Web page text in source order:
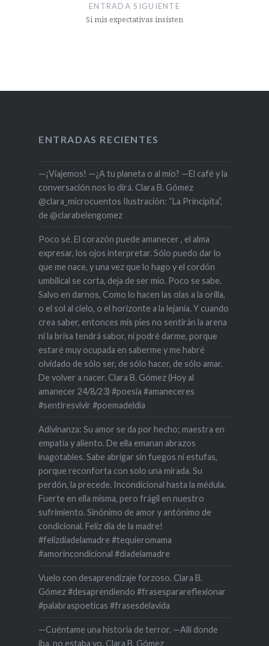
ENTRADA SIGUIENTE
Si mis expectativas insisten
ENTRADAS RECIENTES
—¡Viajemos! —¿A tu planeta o al mío? —El café y la
conversación nos lo dirá. Clara B. Gómez
@clara_microcuentos Ilustración: “La Principita”,
de @clarabelengomez
Poco sé. El corazón puede amanecer , el alma
expresar, los ojos interpretar. Sólo puedo dar lo
que me nace, y una vez que lo hago y el cordón
umbilical se corta, deja de ser mío. Poco se sabe.
Salvo en darnos, Como lo hacen las olas a la orilla,
o el sol al cielo, o el horizonte a la lejanía. Y cuando
crea saber, entonces mis pies no sentirán la arena
ni la brisa tendrá sabor, ni podré darme, porque
estaré muy ocupada en saberme y me habré
olvidado de sólo ser, de sólo hacer, de sólo amar.
De volver a nacer. Clara B. Gómez (Hoy al
amanecer 24/8/23) #poesía #amaneceres
#sentiresvivir #poemadeldía
Adivinanza: Su amor se da por hecho; maestra en
empatía y aliento. De ella emanan abrazos
inagotables. Sabe abrigar sin fuegos ni estufas,
porque reconforta con solo una mirada. Su
perdón, la precede. Incondicional hasta la médula.
Fuerte en ella misma, pero frágil en nuestro
sufrimiento. Sinónimo de amor y antónimo de
condicional. Feliz día de la madre!
#felizdiadelamadre #tequieromama
#amorincondicional #diadelamadre
Vuelo con desaprendizaje forzoso. Clara B.
Gómez #desaprendiendo #frasesparareflexionar
#palabraspoeticas #frasesdelavida
—Cuéntame una historia de terror. —Allí donde
iba, no estaba yo. Clara B. Gómez